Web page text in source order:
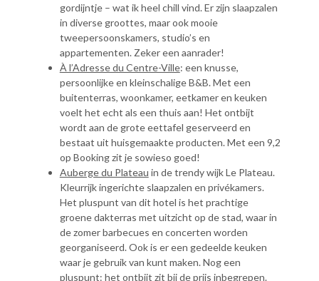
gordijntje – wat ik heel chill vind. Er zijn slaapzalen
in diverse groottes, maar ook mooie
tweepersoonskamers, studio’s en
appartementen. Zeker een aanrader!
À l’Adresse du Centre-Ville: een knusse,
persoonlijke en kleinschalige B&B. Met een
buitenterras, woonkamer, eetkamer en keuken
voelt het echt als een thuis aan! Het ontbijt
wordt aan de grote eettafel geserveerd en
bestaat uit huisgemaakte producten. Met een 9,2
op Booking zit je sowieso goed!
Auberge du Plateau in de trendy wijk Le Plateau.
Kleurrijk ingerichte slaapzalen en privékamers.
Het pluspunt van dit hotel is het prachtige
groene dakterras met uitzicht op de stad, waar in
de zomer barbecues en concerten worden
georganiseerd. Ook is er een gedeelde keuken
waar je gebruik van kunt maken. Nog een
pluspunt: het ontbijt zit bij de prijs inbegrepen.